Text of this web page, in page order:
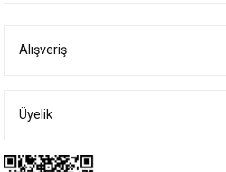
Ürün bilgilerinde hatalar bulunuyor.
Bu ürüne benzer farklı alternatifler olmalı.
Alışveriş
Üyelik